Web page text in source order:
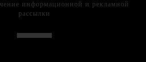
информационной и рекламной
рассылки